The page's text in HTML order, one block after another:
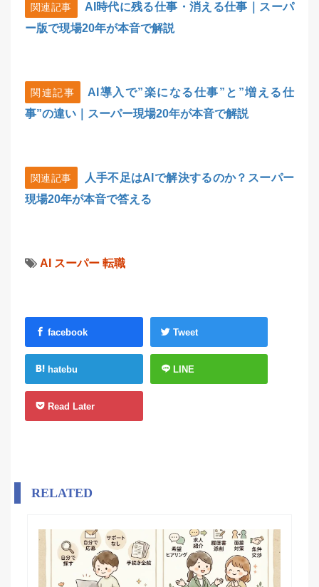
関連記事
AI時代に残る仕事・消える仕事｜スーパ
ー版で現場20年が本音で解説
関連記事
AI導入で”楽になる仕事”と”増える仕
事”の違い｜スーパー現場20年が本音で解説
関連記事
人手不足はAIで解決するのか？スーパー
現場20年が本音で答える
AI スーパー 転職
facebook Tweet
hatebu LINE
Read Later
RELATED